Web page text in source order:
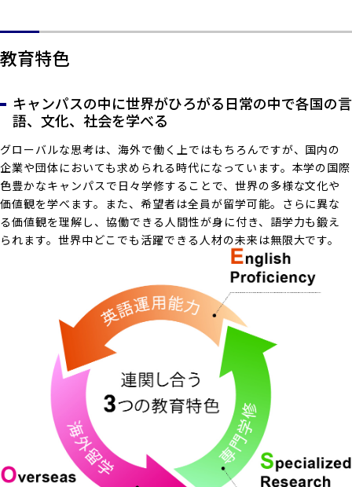
教育特色
キャンパスの中に世界がひろがる日常の中で各国の言
語、文化、社会を学べる
グローバルな思考は、海外で働く上ではもちろんですが、国内の
企業や団体においても求められる時代になっています。本学の国際
色豊かなキャンパスで日々学修することで、世界の多様な文化や
価値観を学べます。また、希望者は全員が留学可能。さらに異な
る価値観を理解し、協働できる人間性が身に付き、語学力も鍛え
られます。世界中どこでも活躍できる人材の未来は無限大です。